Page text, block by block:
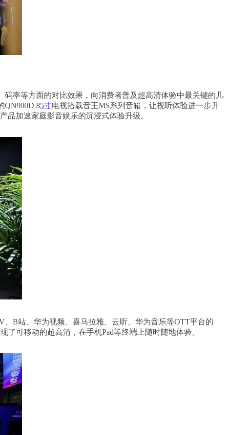
率等方面的对比效果，向消费者普及超高清体验中最关键的几
QN900D 85寸电视搭载音王MS系列音箱，让视听体验进一步升
品加速家庭影音娱乐的沉浸式体验升级。
、B站、华为视频、喜马拉雅、云听、华为音乐等OTT平台的
可移动的超高清，在手机Pad等终端上随时随地体验。